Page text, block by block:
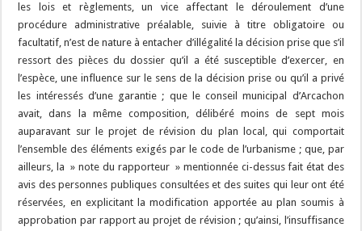
les lois et règlements, un vice affectant le déroulement d’une
procédure administrative préalable, suivie à titre obligatoire ou
facultatif, n’est de nature à entacher d’illégalité la décision prise que s’il
ressort des pièces du dossier qu’il a été susceptible d’exercer, en
l’espèce, une influence sur le sens de la décision prise ou qu’il a privé
les intéressés d’une garantie ; que le conseil municipal d’Arcachon
avait, dans la même composition, délibéré moins de sept mois
auparavant sur le projet de révision du plan local, qui comportait
l’ensemble des éléments exigés par le code de l’urbanisme ; que, par
ailleurs, la » note du rapporteur » mentionnée ci-dessus fait état des
avis des personnes publiques consultées et des suites qui leur ont été
réservées, en explicitant la modification apportée au plan soumis à
approbation par rapport au projet de révision ; qu’ainsi, l’insuffisance